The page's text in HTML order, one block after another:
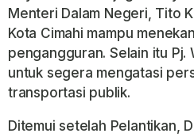
Menteri Dalam Negeri, Tito
Kota Cimahi mampu
pengangguran. Selain itu Pj.
untuk segera mengatasi
transportasi publik.
Ditemui setelah Pelantikan,